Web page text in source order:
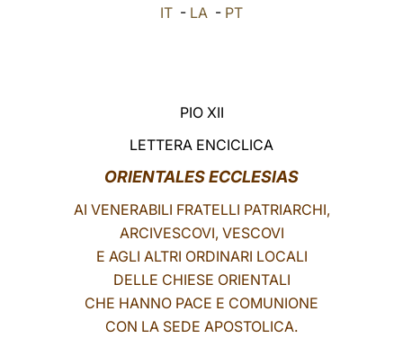
LATINE
IT - LA - PT
PIO XII
LETTERA ENCICLICA
ORIENTALES ECCLESIAS
AI VENERABILI FRATELLI PATRIARCHI,
ARCIVESCOVI, VESCOVI
E AGLI ALTRI ORDINARI LOCALI
DELLE CHIESE ORIENTALI
CHE HANNO PACE E COMUNIONE
CON LA SEDE APOSTOLICA.